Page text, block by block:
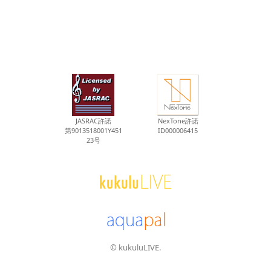
JASRAC許諾
第9013518001Y451
23号
NexTone許諾
ID000006415
© kukuluLIVE.